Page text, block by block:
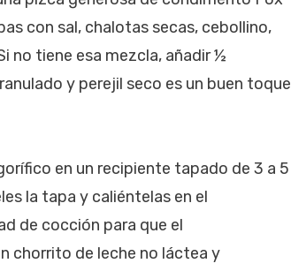
con sal, chalotas secas, cebollino,
no tiene esa mezcla, añadir ½
y perejil seco es un buen toque
en un recipiente tapado de 3 a 5
la tapa y caliéntelas en el
de cocción para que el
chorrito de leche no láctea y